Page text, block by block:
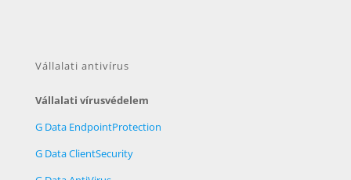
Vállalati antivírus
Vállalati vírusvédelem
G Data EndpointProtection
G Data ClientSecurity